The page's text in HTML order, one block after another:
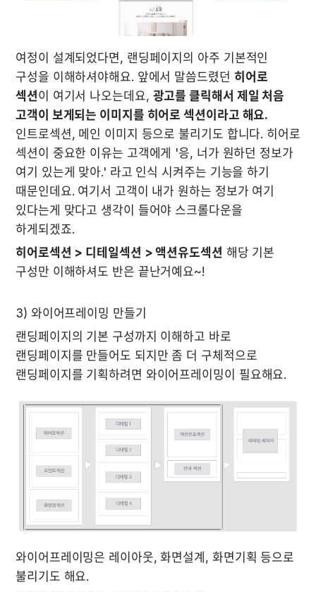
여정이 설계되었다면, 랜딩페이지의 아주 기본적인
구성을 이해하셔야해요. 앞에서 말씀드렸던 히어로
섹션이 여기서 나오는데요, 광고를 클릭해서 제일 처음
고객이 보게되는 이미지를 히어로 섹션이라고 해요.
인트로섹션, 메인 이미지 등으로 불리기도 합니다. 히어로
섹션이 중요한 이유는 고객에게 '응, 너가 원하던 정보가
여기 있는게 맞아.' 라고 인식 시켜주는 기능을 하기
때문인데요. 여기서 고객이 내가 원하는 정보가 여기
있다는게 맞다고 생각이 들어야 스크롤다운을
하게되겠죠.
히어로섹션 > 디테일섹션 > 액션유도섹션 해당 기본
구성만 이해하셔도 반은 끝난거예요~!
3) 와이어프레이밍 만들기
랜딩페이지의 기본 구성까지 이해하고 바로
랜딩페이지를 만들어도 되지만 좀 더 구체적으로
랜딩페이지를 기획하려면 와이어프레이밍이 필요해요.
와이어프레이밍은 레이아웃, 화면설계, 화면기획 등으로
불리기도 해요.